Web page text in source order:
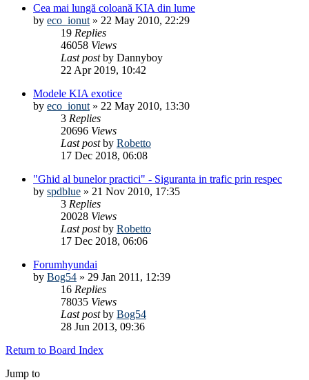
Cea mai lungă coloană KIA din lume
by eco_ionut » 22 May 2010, 22:29
19 Replies
46058 Views
Last postby Dannyboy
22 Apr 2019, 10:42
Modele KIA exotice
by eco_ionut » 22 May 2010, 13:30
3 Replies
20696 Views
Last postby Robetto
17 Dec 2018, 06:08
"Ghid al bunelor practici" - Siguranta in trafic prin respec
by spdblue » 21 Nov 2010, 17:35
3 Replies
20028 Views
Last postby Robetto
17 Dec 2018, 06:06
Forumhyundai
by Bog54 » 29 Jan 2011, 12:39
16 Replies
78035 Views
Last postby Bog54
28 Jun 2013, 09:36
Return to Board Index
Jump to